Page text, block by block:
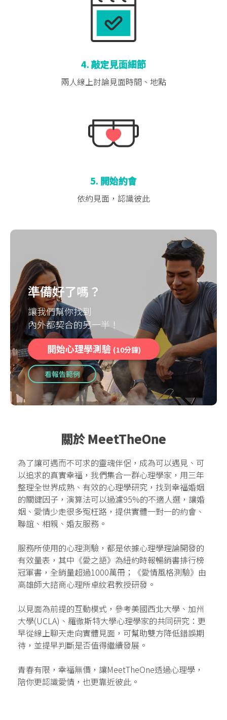
4. 敲定見面細節
兩人線上討論見面時間、地點
5. 開始約會
依約見面，認識彼此
準備好了嗎？
讓我們幫你找到
內外都契合的另一半！
開始心理學測驗 (10分鐘)
看報告範例
關於 MeetTheOne
為了讓可遇而不可求的靈魂伴侶，成為可以遇見、可
以追求的真實幸福，我們集合一群心理學家，用三年
整理全世界成熟、有效的心理學研究，找到幸福婚姻
的關鍵因子，演算法可以過濾95%的不適人選，讓婚
姻、愛情少走很多冤枉路，提供實體一對一的約會、
聯誼、相親、婚友服務。
服務所使用的心理測驗，都是依據心理學理論開發的
有效量表，其中《愛之語》為紐約時報暢銷書排行榜
冠軍書，全銷量超過1000萬冊；《愛情風格測驗》由
高雄師大諮商心理所卓紋君教授研發。
以見面為前提的互動模式，參考美國西北大學、加州
大學(UCLA)、羅徹斯特大學心理學家的共同研究：更
早從線上聊天走向實體見面，可幫助雙方降低錯誤期
待，並提早判斷是否值得繼續發展。
青春有限，幸福無價，讓MeetTheOne透過心理學，
陪你更認識愛情，也更靠近彼此。